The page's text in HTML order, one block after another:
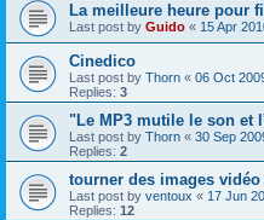
La meilleure heure pour
Last post by Guido « 15 Apr
Cinedico
Last post by Thorn « 06 Oct
Replies: 3
"Le MP3 mutile le son et
Last post by Thorn « 30 Sep
Replies: 2
tourner des images
Last post by ventoux « 17 Jun
Replies: 12